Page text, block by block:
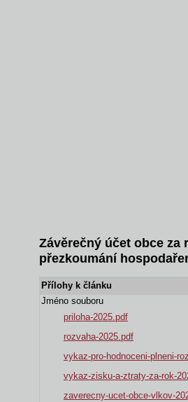
Závěrečný účet obce za
přezkoumání
Přílohy k článku
Jméno souboru
priloha-2025.pdf
rozvaha-2025.pdf
vykaz-pro-hodnoceni-plneni-
vykaz-zisku-a-ztraty-za-rok-
zaverecny-ucet-obce-vlkov-